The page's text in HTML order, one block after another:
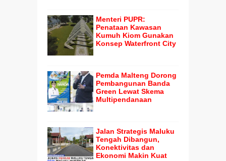
Menteri PUPR:
Penataan Kawasan
Kumuh Kiom Gunakan
Konsep Waterfront City
Pemda Malteng Dorong
Pembangunan Banda
Green Lewat Skema
Multipendanaan
Jalan Strategis Maluku
Tengah Dibangun,
Konektivitas dan
Ekonomi Makin Kuat